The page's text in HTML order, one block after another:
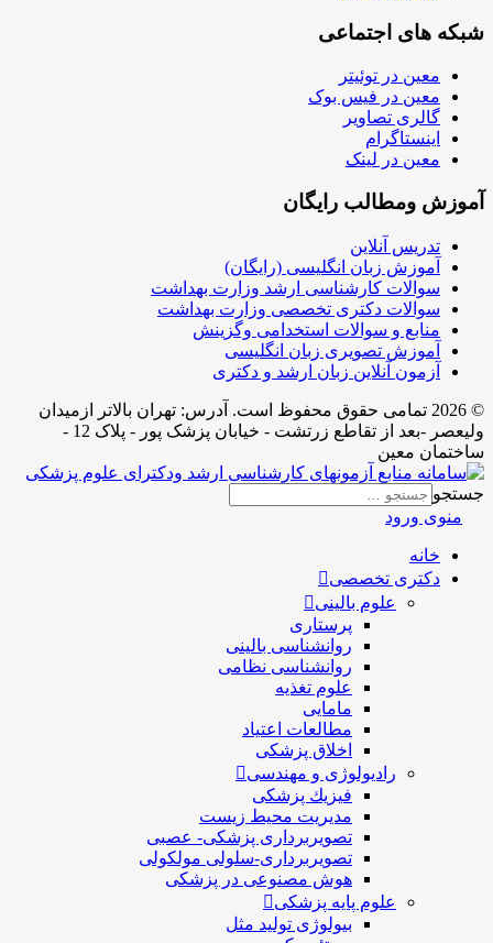
شبکه های اجتماعی
معین در توئیتر
معین در فیس بوک
گالری تصاویر
اینستاگرام
معین در لینک
آموزش ومطالب رایگان
تدریس آنلاین
آموزش زبان انگلیسی (رایگان)
سوالات کارشناسی ارشد وزارت بهداشت
سوالات دکتری تخصصی وزارت بهداشت
منابع و سوالات استخدامی وگزینش
آموزش تصویری زبان انگلیسی
آزمون آنلاین زبان ارشد و دکتری
© 2026 تمامی حقوق محفوظ است. آدرس:‌ تهران بالاتر ازمیدان
ولیعصر -بعد از تقاطع زرتشت - خیابان پزشک پور - پلاک 12 -
ساختمان معین
جستجو
منوی ورود
خانه
دکتری تخصصی
علوم بالینی
پرستاری
روانشناسی بالینی
روانشناسی نظامی
علوم تغذیه
مامایی
مطالعات اعتیاد
اخلاق پزشکی
رادیولوژی و مهندسی
فيزيك پزشکی
مدیریت محیط زیست
تصویربرداری پزشکی- عصبی
تصویربرداری-سلولی مولکولی
هوش مصنوعی در پزشکی
علوم پایه پزشکی
بیولوژی تولید مثل